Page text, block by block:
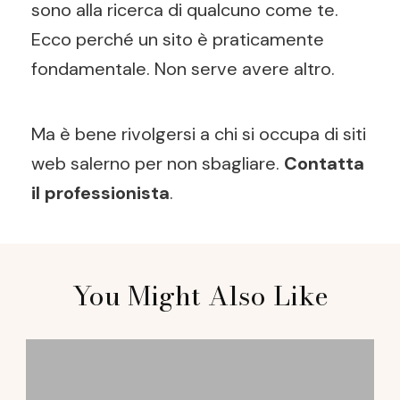
sono alla ricerca di qualcuno come te.
Ecco perché un sito è praticamente
fondamentale. Non serve avere altro.
Ma è bene rivolgersi a chi si occupa di siti
web salerno per non sbagliare. Contatta
il professionista.
Navigation
You Might Also Like